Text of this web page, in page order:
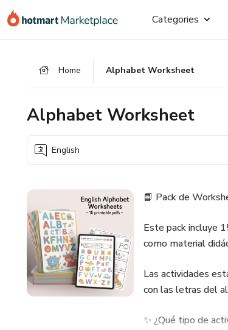
Go
Go
Go
Categories
Home Alphabet Worksheet
Alphabet Worksheet
English
📘 Pack de
Este pack incluye
como material
Las actividades
con las letras del
✨ ¿Qué tipo de